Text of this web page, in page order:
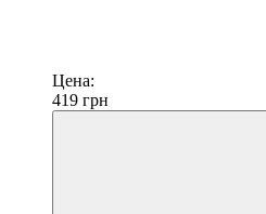
Цена:
419 грн